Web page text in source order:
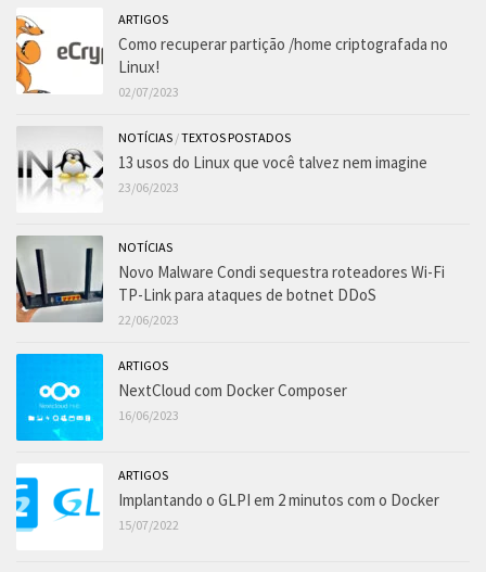
ARTIGOS
Como recuperar partição /home criptografada no
Linux!
02/07/2023
NOTÍCIAS /TEXTOS POSTADOS
13 usos do Linux que você talvez nem imagine
23/06/2023
NOTÍCIAS
Novo Malware Condi sequestra roteadores Wi-Fi
TP-Link para ataques de botnet DDoS
22/06/2023
ARTIGOS
NextCloud com Docker Composer
16/06/2023
ARTIGOS
Implantando o GLPI em 2 minutos com o Docker
15/07/2022